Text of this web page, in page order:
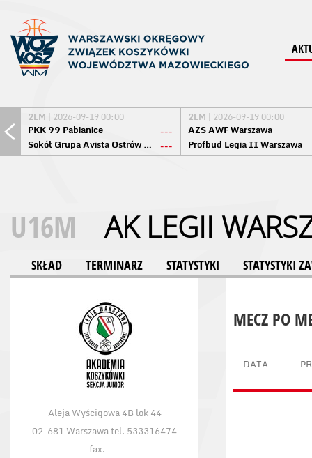
2LM | 2026-09-19 00:00
PKK 99 Pabianice
---
Sokół Grupa Avista Ostrów Maz. ---
2LM | 2026-09-19 00:00
AZS AWF Warszawa
Profbud Legia II Warszawa
U16M AK LEGII
SKŁAD TERMINARZ STATYSTYKI STATYSTYKI
Aleja Wyścigowa 4B lok 44
02-681 Warszawa tel. 533316474
fax. ---
MECZ PO
DATA